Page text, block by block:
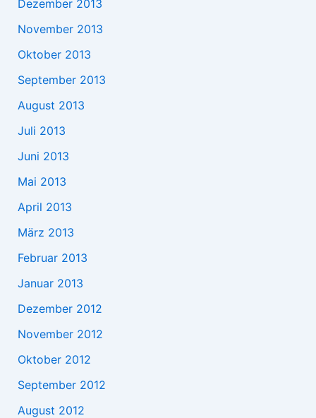
Dezember 2013
November 2013
Oktober 2013
September 2013
August 2013
Juli 2013
Juni 2013
Mai 2013
April 2013
März 2013
Februar 2013
Januar 2013
Dezember 2012
November 2012
Oktober 2012
September 2012
August 2012